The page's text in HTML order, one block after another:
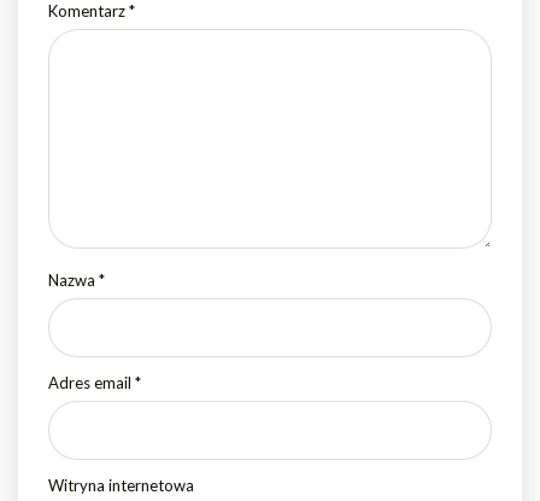
Komentarz*
Nazwa *
Adres email *
Witryna internetowa